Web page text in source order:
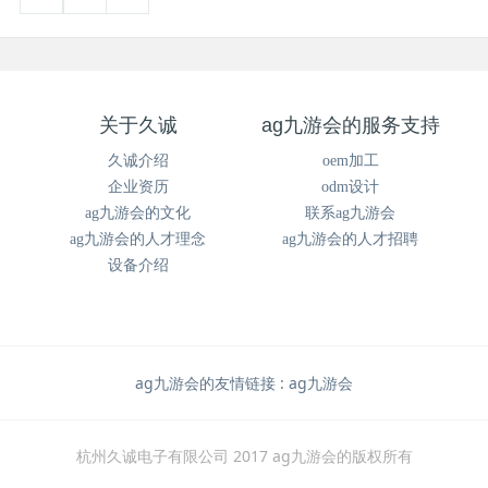
关于久诚
久诚介绍
企业资历
ag九游会的文化
ag九游会的人才理念
设备介绍
ag九游会的服务支持
oem加工
odm设计
联系ag九游会
ag九游会的人才招聘
ag九游会的友情链接 : ag九游会
杭州久诚电子有限公司 2017 ag九游会的版权所有